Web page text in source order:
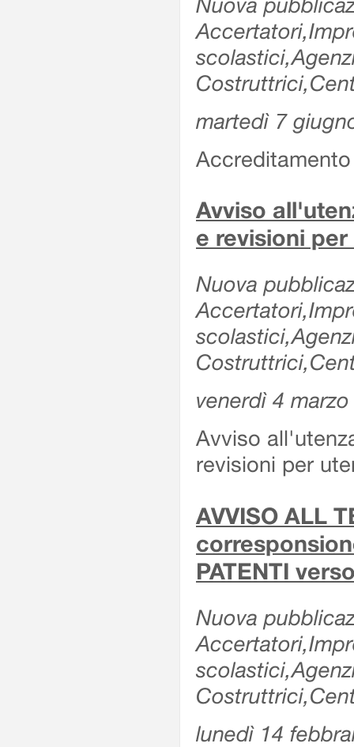
martedì 7
Avviso
e revisioni
Nuova
venerdì 4
Avviso
revisioni per
AVVISO ALL
PATENTI
Nuova
lunedì 14